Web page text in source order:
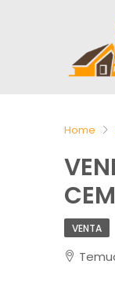
Home
VENTA